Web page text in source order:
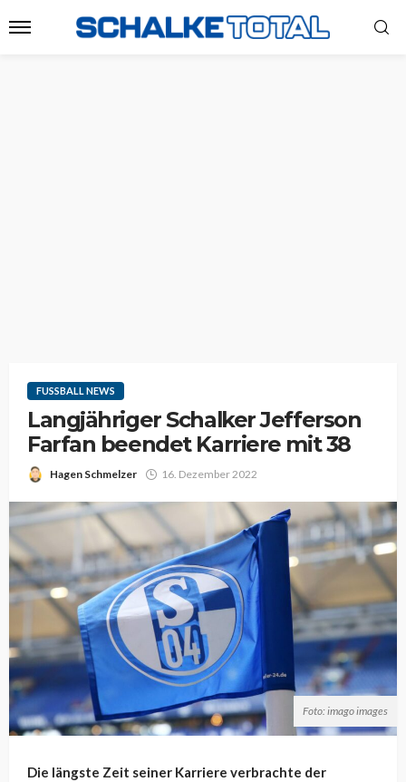
FUSSBALL NEWS
Langjähriger Schalker Jefferson
Farfan beendet Karriere mit 38
Hagen Schmelzer 16. Dezember 2022
Foto: imago images
Die längste Zeit seiner Karriere verbrachte der